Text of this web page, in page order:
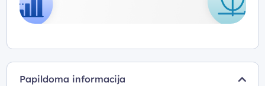
Papildoma informacija